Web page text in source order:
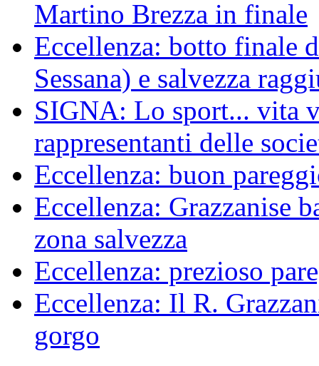
Martino Brezza in finale
Eccellenza: botto finale
Sessana) e salvezza
SIGNA: Lo sport... vita
rappresentanti delle
Eccellenza: buon
Eccellenza: Grazzanise
zona salvezza
Eccellenza: prezioso
Eccellenza: Il R.
gorgo